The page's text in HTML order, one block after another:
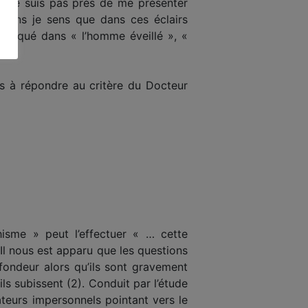
je sens que dans ces éclairs
dans « l’homme éveillé », «
à répondre au critère du Docteur
» peut l’effectuer « … cette
nous est apparu que les questions
alors qu’ils sont gravement
subissent (2). Conduit par l’étude
impersonnels pointant vers le